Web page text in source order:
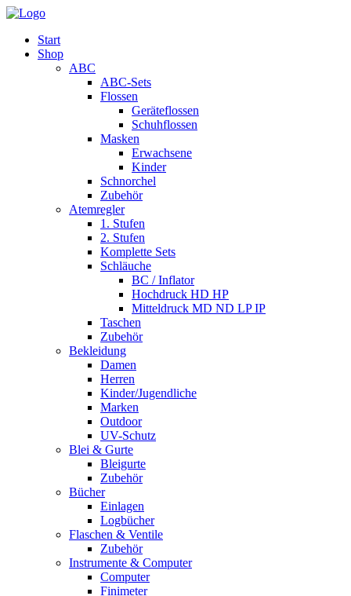
Start
Shop
ABC
ABC-Sets
Flossen
Geräteflossen
Schuhflossen
Masken
Erwachsene
Kinder
Schnorchel
Zubehör
Atemregler
1. Stufen
2. Stufen
Komplette Sets
Schläuche
BC / Inflator
Hochdruck HD HP
Mitteldruck MD ND LP IP
Taschen
Zubehör
Bekleidung
Damen
Herren
Kinder/Jugendliche
Marken
Outdoor
UV-Schutz
Blei & Gurte
Bleigurte
Zubehör
Bücher
Einlagen
Logbücher
Flaschen & Ventile
Zubehör
Instrumente & Computer
Computer
Finimeter